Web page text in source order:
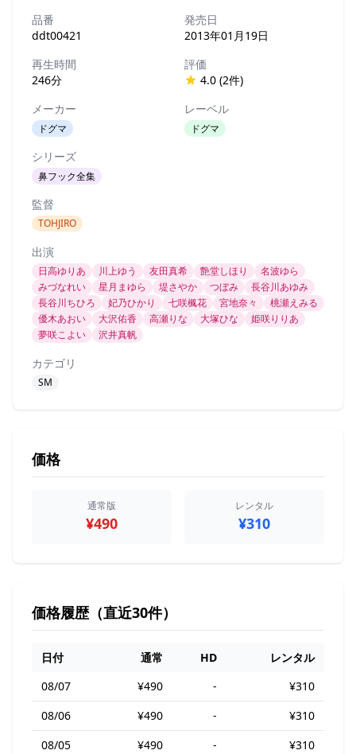
品番
ddt00421
発売日
2013年01月19日
再生時間
246分
評価
4.0 (2件)
メーカー
ドグマ
レーベル
ドグマ
シリーズ
鼻フック全集
監督
TOHJIRO
出演
日高ゆりあ 川上ゆう 友田真希 艶堂しほり
名波ゆら
みづなれい
星月まゆら 堤さやか つぼみ
長谷川あゆみ
長谷川ちひろ
妃乃ひかり 七咲楓花 宮地奈々
桃瀬えみる
優木あおい
大沢佑香 高瀬りな 大塚ひな
姫咲りりあ
夢咲こよい
沢井真帆
カテゴリ
SM
価格
通常版
¥490
レンタル
¥310
価格履歴（直近30件）
日付 通常 HD
レンタル
08/07
¥490 -
¥310
08/06
¥490 -
¥310
08/05
¥490 -
¥310